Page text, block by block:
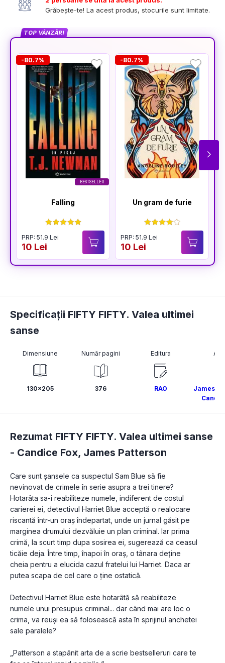
Grăbește-te! La acest produs, stocurile sunt limitate.
TOP VÂNZĂRI
BESTSELLER
-80.7%
Falling
PRP: 51.9 Lei
10 Lei
-80.7%
Un gram de furie
PRP: 51.9 Lei
10 Lei
Specificații FIFTY FIFTY. Valea ultimei
sanse
Dimensiune
130x205
Număr pagini
376
Editura
RAO
James
Rezumat FIFTY FIFTY. Valea ultimei sanse
- Candice Fox, James Patterson
Care sunt șansele ca suspectul Sam Blue să fie
nevinovat de crimele în serie asupra a trei tinere?
Hotarâta sa-i reabiliteze numele, indiferent de costul
carierei ei, detectivul Harriet Blue acceptă o realocare
riscantă într-un oraș îndepartat, unde un jurnal găsit pe
marginea drumului dezvăluie un plan criminal. Iar prima
crimă, la scurt timp dupa sosirea ei, sugerează ca ceasul
ticăie deja. Între timp, înapoi în oraș, o tânara deține
cheia pentru a elucida cazul fratelui lui Harriet. Daca ar
putea scapa de cel care o ține ostatică.
Detectivul Harriet Blue este hotarâtă să reabiliteze
numele unui presupus criminal... dar când mai are loc o
crima, va reuși ea să folosească asta în sprijinul anchetei
sale paralele?
„Patterson a stapânit arta de a scrie bestselleruri care te